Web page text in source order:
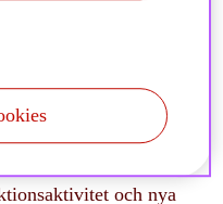
sig i ett skifte.
nu tecken på
och nya